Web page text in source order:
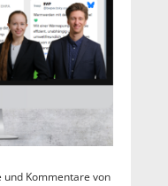
Kommentare von